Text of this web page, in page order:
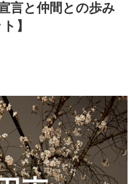
言と仲間との歩み
】